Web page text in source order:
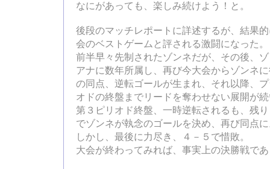
なにがあっても、楽しみ続けよう！と。
後段のマッチレポートに詳述するが、結果
会のベストゲームと評される激闘になった。
前半早々先制されたゾンネだが、その後、
アナに数年所属し、再び今大会からゾンネ
の同点、逆転ゴールが生まれ、それ以降、
オドの終盤までリードを奪わせない展開が
第３ピリオド終盤、一時逆転されるも、残
でゾンネが執念のゴールを決め、再び同点
しかし、最後に力尽き、４－５で惜敗。
大会が終わってみれば、事実上の決勝戦で